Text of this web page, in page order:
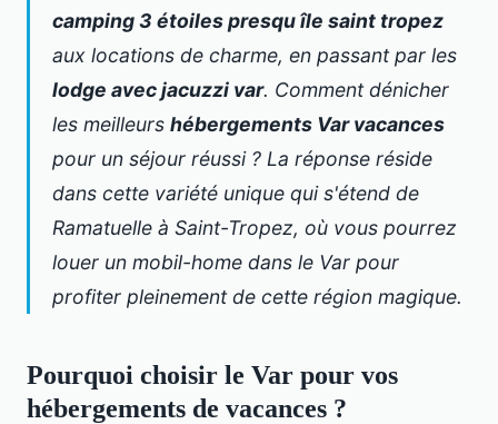
camping 3 étoiles presqu île saint tropez
aux locations de charme, en passant par les
lodge avec jacuzzi var. Comment dénicher
les meilleurs hébergements Var vacances
pour un séjour réussi ? La réponse réside
dans cette variété unique qui s'étend de
Ramatuelle à Saint-Tropez, où vous pourrez
louer un mobil-home dans le Var pour
profiter pleinement de cette région magique.
Pourquoi choisir le Var pour vos
hébergements de vacances ?